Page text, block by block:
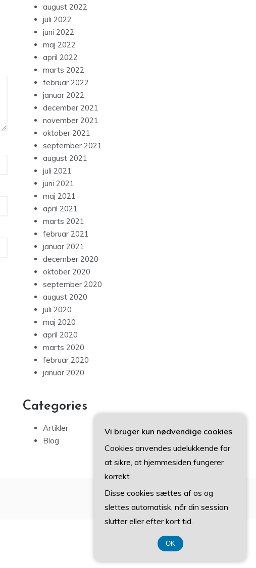
august 2022
juli 2022
juni 2022
maj 2022
april 2022
marts 2022
februar 2022
januar 2022
december 2021
november 2021
oktober 2021
september 2021
august 2021
juli 2021
juni 2021
maj 2021
april 2021
marts 2021
februar 2021
januar 2021
december 2020
oktober 2020
september 2020
august 2020
juli 2020
maj 2020
april 2020
marts 2020
februar 2020
januar 2020
Categories
Artikler
Blog
Vi bruger kun nødvendige cookies
Cookies anvendes udelukkende for
at sikre, at hjemmesiden fungerer
korrekt.
Disse cookies sættes af os og
slettes automatisk, når din session
slutter eller efter kort tid.
OK